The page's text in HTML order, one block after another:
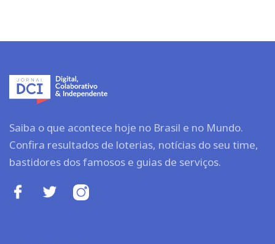
Saiba o que acontece hoje no Brasil e no Mundo.
Confira resultados de loterias, notícias do seu time,
bastidores dos famosos e guias de serviços.